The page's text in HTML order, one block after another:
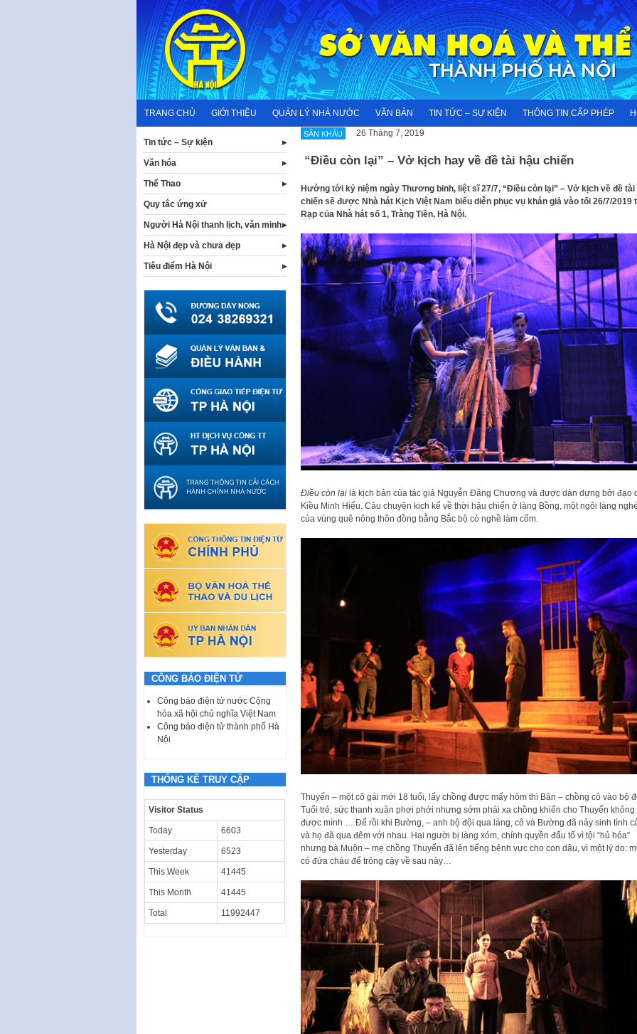
content
TRANG CHỦ GIỚI THIỆU QUẢN LÝ NHÀ NƯỚC VĂN BẢN TIN TỨC – SỰ KIỆN THÔNG TIN CẤP PHÉP
SÂN KHẤU 26 Tháng 7, 2019
“Điều còn lại” – Vở kịch hay về đề tài hậu chiến
Hướng tới kỷ niệm ngày Thương binh, liệt sĩ 27/7, “Điều còn lại” – Vở kịch về đề tài
chiến sẽ được Nhà hát Kịch Việt Nam biểu diễn phục vụ khán giả vào tối 26/7/2019
Rạp của Nhà hát số 1, Tràng Tiền, Hà Nội.
Điều còn lạilà kịch bản của tác giả Nguyễn Đăng Chương và được dàn dựng bởi đạo
Kiều Minh Hiếu. Câu chuyện kịch kể về thời hậu chiến ở làng Bồng, một ngôi làng
của vùng quê nông thôn đồng bằng Bắc bộ có nghề làm cốm.
Thuyến – một cô gái mới 18 tuổi, lấy chồng được mấy hôm thì Bân – chồng cô vào bộ
Tuổi trẻ, sức thanh xuân phơi phới nhưng sớm phải xa chồng khiến cho Thuyến
được mình … Để rồi khi Bường, – anh bộ đội qua làng, cô và Bường đã nảy sinh tình
và họ đã qua đêm với nhau. Hai người bị làng xóm, chính quyền đấu tố vì tội “hủ hóa”
nhưng bà Muộn – mẹ chồng Thuyến đã lên tiếng bênh vực cho con dâu, vì một lý do:
có đứa cháu để trông cậy về sau này…
Tin tức – Sự kiện
Văn hóa
Thể Thao
Quy tắc ứng xử
Người Hà Nội thanh lịch, văn minh
Hà Nội đẹp và chưa đẹp
Tiêu điểm Hà Nội
CÔNG BÁO ĐIỆN TỬ
Công báo điện tử nước Cộng
hòa xã hội chủ nghĩa Việt Nam
Công báo điện tử thành phố Hà
Nội
THỐNG KÊ TRUY CẬP
Visitor Status
Today 6603
Yesterday 6523
This Week 41445
This Month 41445
Total 11992447